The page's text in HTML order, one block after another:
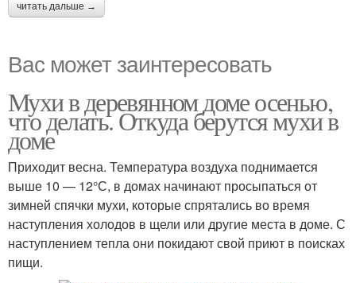
читать дальше →
Вас может заинтересовать
Мухи в деревянном доме осенью,
что делать. Откуда берутся мухи в
доме
Приходит весна. Температура воздуха поднимается
выше 10 — 12°С, в домах начинают просыпаться от
зимней спячки мухи, которые спрятались во время
наступления холодов в щели или другие места в доме. С
наступлением тепла они покидают свой приют в поисках
пищи.